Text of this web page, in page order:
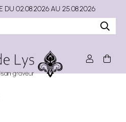
DU 02.08.2026 AU 25.08.2026